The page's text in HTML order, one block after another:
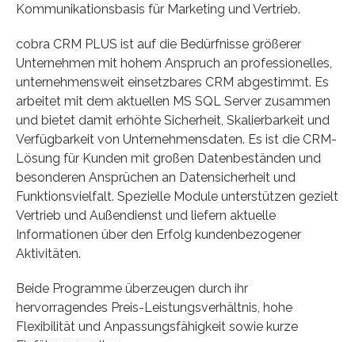
Kommunikationsbasis für Marketing und Vertrieb.
cobra CRM PLUS ist auf die Bedürfnisse größerer
Unternehmen mit hohem Anspruch an professionelles,
unternehmensweit einsetzbares CRM abgestimmt. Es
arbeitet mit dem aktuellen MS SQL Server zusammen
und bietet damit erhöhte Sicherheit, Skalierbarkeit und
Verfügbarkeit von Unternehmensdaten. Es ist die CRM-
Lösung für Kunden mit großen Datenbeständen und
besonderen Ansprüchen an Datensicherheit und
Funktionsvielfalt. Spezielle Module unterstützen gezielt
Vertrieb und Außendienst und liefern aktuelle
Informationen über den Erfolg kundenbezogener
Aktivitäten.
Beide Programme überzeugen durch ihr
hervorragendes Preis-Leistungsverhältnis, hohe
Flexibilität und Anpassungsfähigkeit sowie kurze